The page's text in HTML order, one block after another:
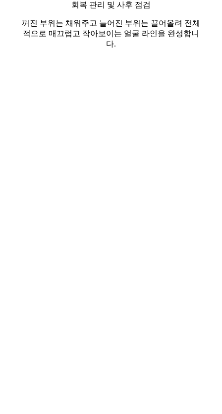
회복 관리 및 사후 점검
꺼진 부위는 채워주고 늘어진 부위는 끌어올려 전체
적으로 매끄럽고 작아보이는 얼굴 라인을 완성합니
다.